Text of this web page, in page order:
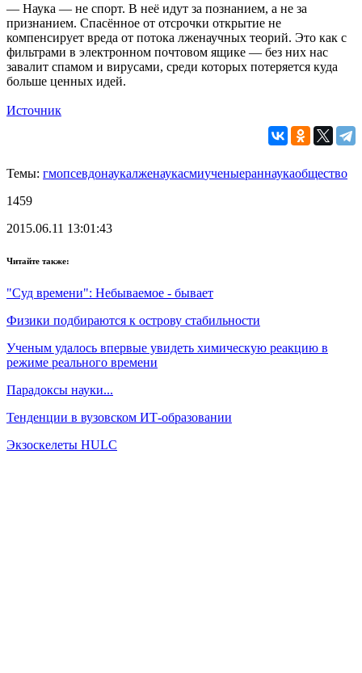
— Наука — не спорт. В неё идут за познанием, а не за
признанием. Спасённое от отсрочки открытие не
компенсирует вреда от потока лженаучных теорий. Это как с
фильтрами в электронном почтовом ящике — без них нас
завалит спамом и вирусами, среди которых потеряется куда
больше ценных идей.
Источник
Темы: гмопсевдонаукалженаукасмиученыераннаукаобщество
1459
2015.06.11 13:01:43
Читайте также:
"Суд времени": Небываемое - бывает
Физики подбираются к острову стабильности
Ученым удалось впервые увидеть химическую реакцию в
режиме реального времени
Парадоксы науки...
Тенденции в вузовском ИТ-образовании
Экзоскелеты HULC